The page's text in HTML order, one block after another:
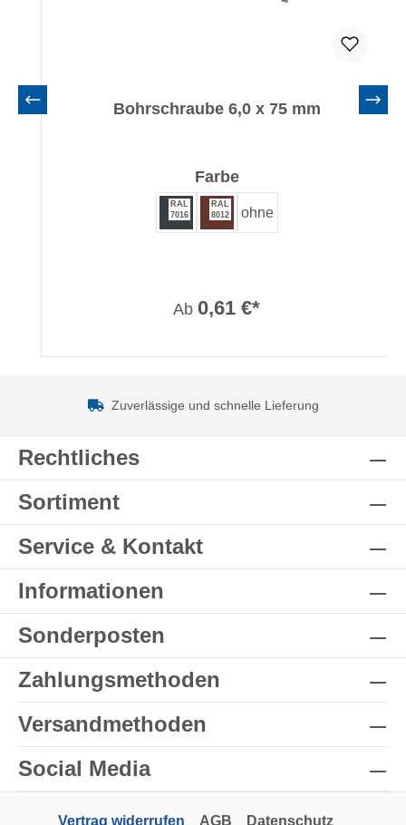
Bohrschraube 6,0 x 75 mm
Farbeauswählen
RAL
7016
RAL
8012
ohne
Ab 0,61 €*
Zuverlässige und schnelle Lieferung
Rechtliches
Sortiment
Service & Kontakt
Informationen
Sonderposten
Zahlungsmethoden
Versandmethoden
Social Media
Vertrag widerrufen AGB Datenschutz